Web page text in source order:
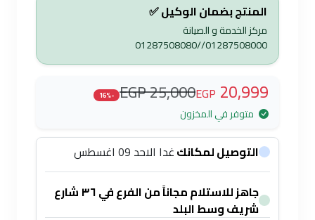
المنتج بضمان الوكيل ✅
مركز الخدمة و الصيانة
01287508000//01287508080
20,999
EGP
25,000 EGP
-16%
متوفر في المخزون
التوصيل لمكانكغدا الاحد 09 اغسطس
جاهز للاستلام مجاناً من الفرع في ٣٦ شارع
شريف وسط البلد